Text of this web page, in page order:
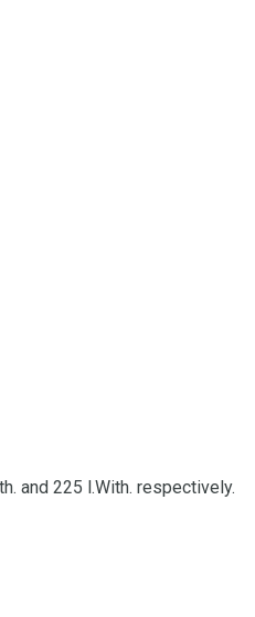
and 225 l.With. respectively.